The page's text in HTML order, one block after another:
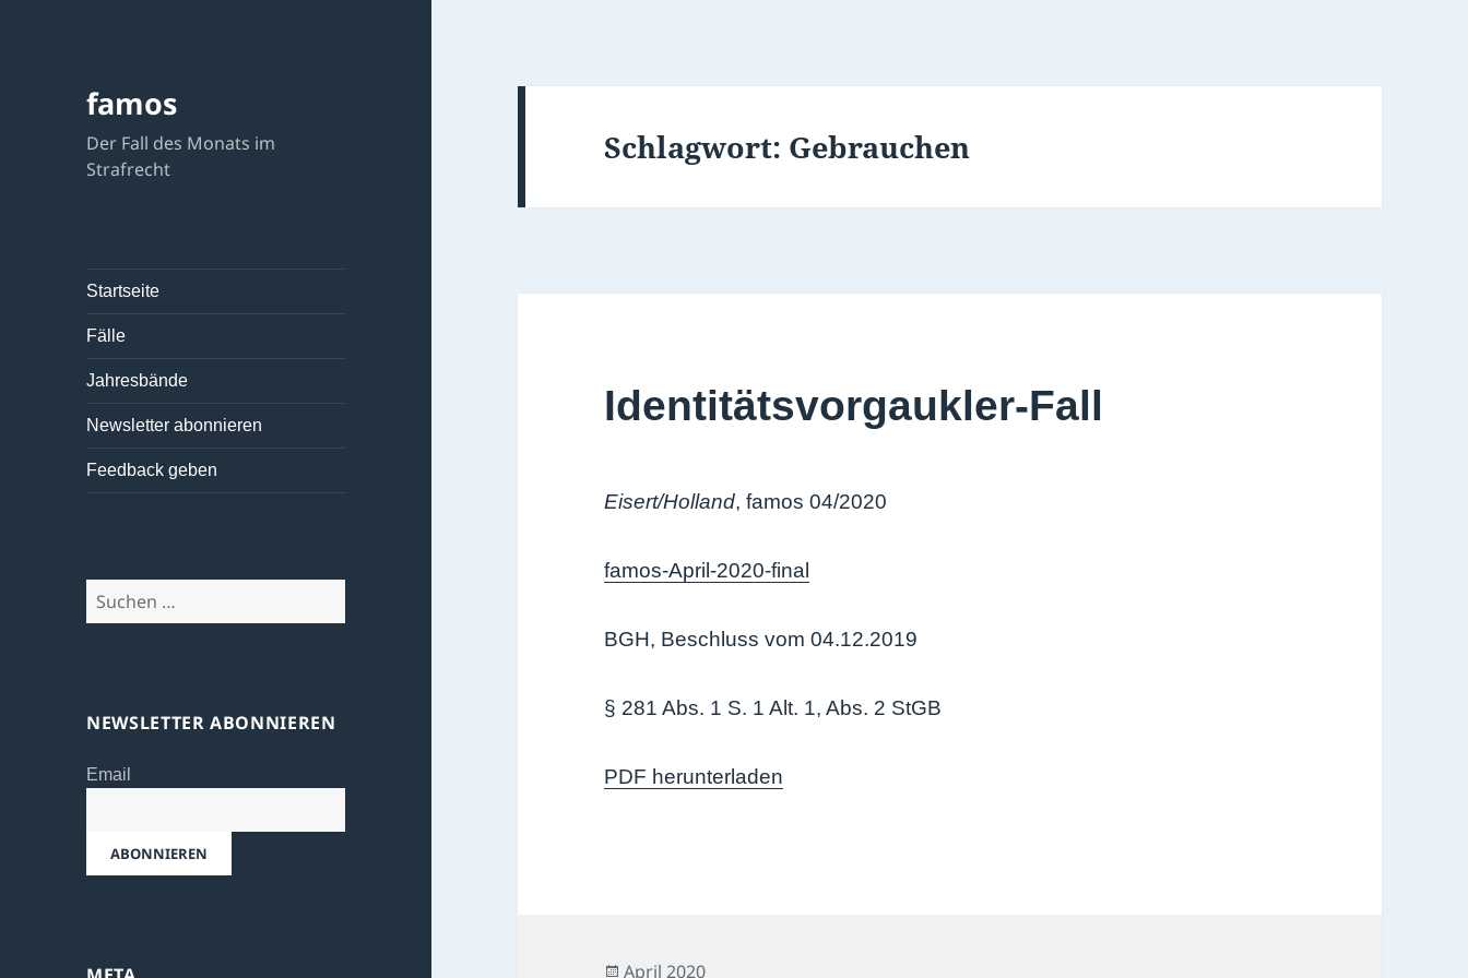
famos
Der Fall des Monats im
Strafrecht
Startseite
Fälle
Jahresbände
Newsletter abonnieren
Feedback geben
Suchen
NEWSLETTER ABONNIEREN
Email
Schlagwort: Gebrauchen
Identitätsvorgaukler-Fall
Eisert/Holland, famos 04/2020
famos-April-2020-final
BGH, Beschluss vom 04.12.2019
§ 281 Abs. 1 S. 1 Alt. 1, Abs. 2 StGB
PDF herunterladen
Veröffentlicht
April 2020